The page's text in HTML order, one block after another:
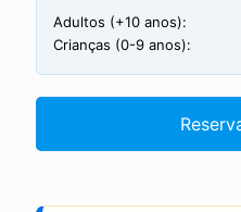
Adultos (+10 anos):
Crianças (0-9 anos):